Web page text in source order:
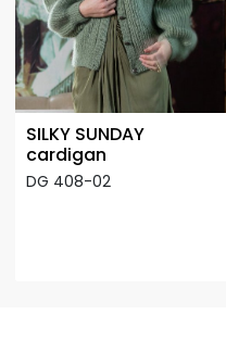
SILKY SUNDAY
cardigan
DG 408-02